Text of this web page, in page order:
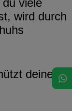
viele
wird durch
deine